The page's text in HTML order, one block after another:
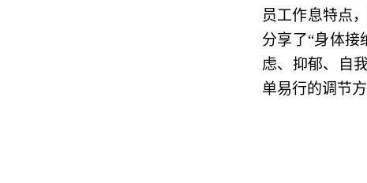
员工作息特点
分享了“身体接
虑、抑郁、自
单易行的调节方